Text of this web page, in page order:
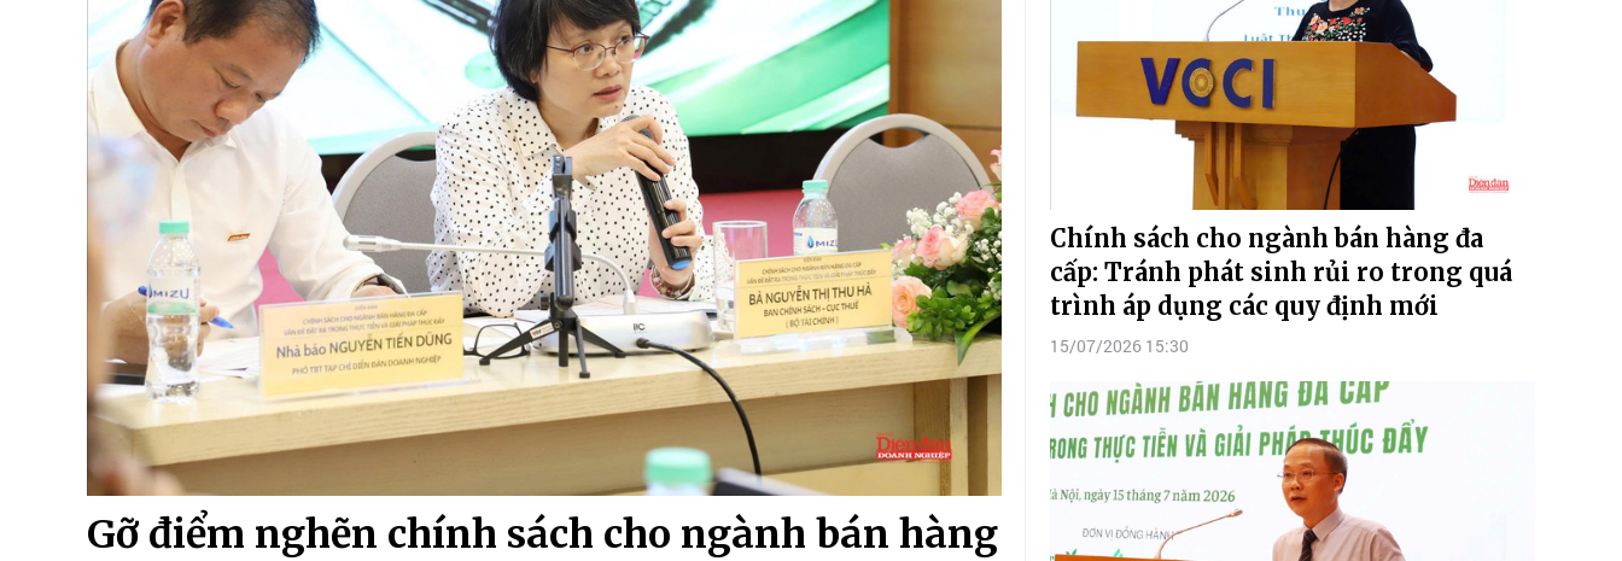
Gỡ điểm nghẽn chính sách cho ngành bán hàng
Chính sách cho ngành bán hàng đa
cấp: Tránh phát sinh rủi ro trong quá
trình áp dụng các quy định mới
15/07/2026 15:30